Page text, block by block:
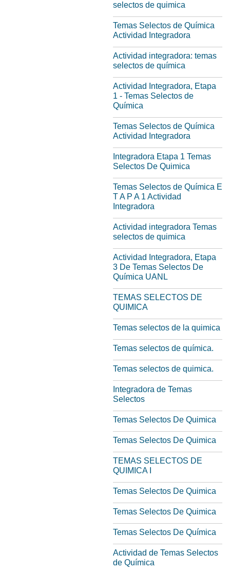
selectos de quimica
Temas Selectos de Química
Actividad Integradora
Actividad integradora: temas
selectos de química
Actividad Integradora, Etapa
1 - Temas Selectos de
Química
Temas Selectos de Química
Actividad Integradora
Integradora Etapa 1 Temas
Selectos De Quimica
Temas Selectos de Química E
T A P A 1 Actividad
Integradora
Actividad integradora Temas
selectos de quimica
Actividad Integradora, Etapa
3 De Temas Selectos De
Química UANL
TEMAS SELECTOS DE
QUIMICA
Temas selectos de la quimica
Temas selectos de química.
Temas selectos de quimica.
Integradora de Temas
Selectos
Temas Selectos De Quimica
Temas Selectos De Quimica
TEMAS SELECTOS DE
QUIMICA I
Temas Selectos De Quimica
Temas Selectos De Quimica
Temas Selectos De Química
Actividad de Temas Selectos
de Química